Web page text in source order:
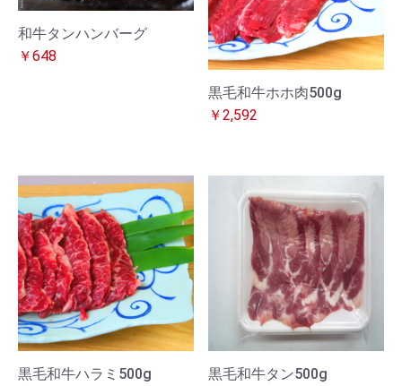
和牛タンハンバーグ
￥648
黒毛和牛ホホ肉500g
￥2,592
黒毛和牛ハラミ500g
黒毛和牛タン500g